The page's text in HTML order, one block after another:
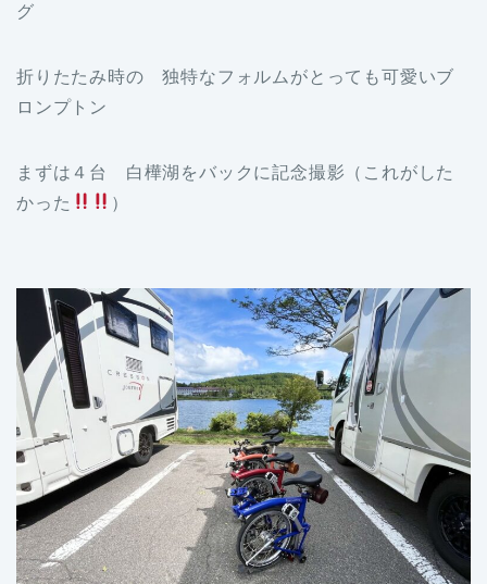
グ
折りたたみ時の 独特なフォルムがとっても可愛いブ
ロンプトン
まずは４台 白樺湖をバックに記念撮影（これがした
かった
）